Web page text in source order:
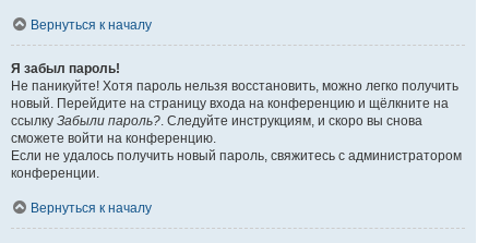
Вернуться к началу
Я забыл пароль!
Не паникуйте! Хотя пароль нельзя восстановить, можно легко получить
новый. Перейдите на страницу входа на конференцию и щёлкните на
ссылку Забыли пароль?. Следуйте инструкциям, и скоро вы снова
сможете войти на конференцию.
Если не удалось получить новый пароль, свяжитесь с администратором
конференции.
Вернуться к началу